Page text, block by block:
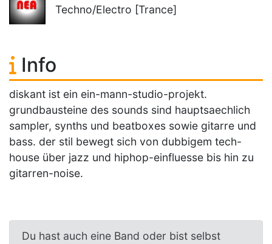
Techno/Electro [Trance]
Info
diskant ist ein ein-mann-studio-projekt.
grundbausteine des sounds sind hauptsaechlich
sampler, synths und beatboxes sowie gitarre und
bass. der stil bewegt sich von dubbigem tech-
house über jazz und hiphop-einfluesse bis hin zu
gitarren-noise.
Du hast auch eine Band oder bist selbst